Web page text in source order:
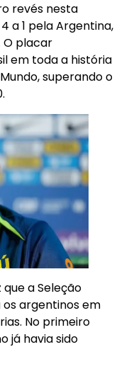
revés nesta
a 1 pela Argentina,
O placar
em toda a história
superando o
a Seleção
argentinos em
No primeiro
já havia sido